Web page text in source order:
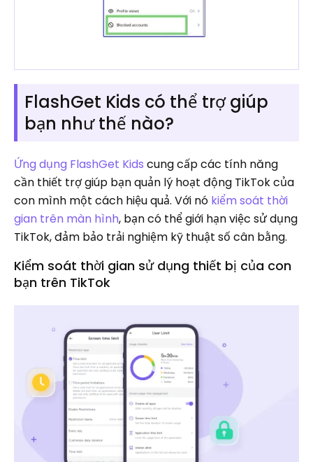
FlashGet Kids có thể trợ giúp
bạn như thế nào?
Ứng dụng FlashGet Kids cung cấp các tính năng
cần thiết trợ giúp bạn quản lý hoạt động TikTok của
con mình một cách hiệu quả. Với nó kiểm soát thời
gian trên màn hình, bạn có thể giới hạn việc sử dụng
TikTok, đảm bảo trải nghiệm kỹ thuật số cân bằng.
Kiểm soát thời gian sử dụng thiết bị của con
bạn trên TikTok